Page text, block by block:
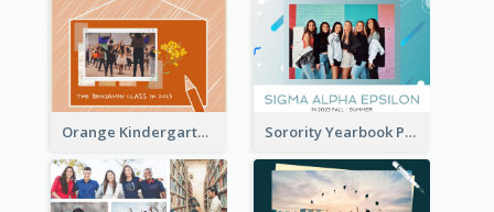
Orange Kindergarten Yearbook Photo Book Sorority Yearbook Photo Book